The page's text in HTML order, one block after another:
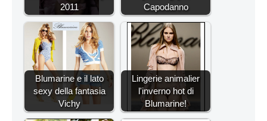
2011
Capodanno
Blumarine e il lato
sexy della fantasia
Vichy
Lingerie animalier
l'inverno hot di
Blumarine!